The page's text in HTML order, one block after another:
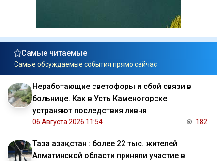
Самые читаемые
Самые обсуждаемые события прямо сейчас
Неработающие светофоры и сбой связи в
больнице. Как в Усть Каменогорске
устраняют последствия ливня
06 Августа 2026 11:54 182
Таза Қазақстан : более 22 тыс. жителей
Алматинской области приняли участие в